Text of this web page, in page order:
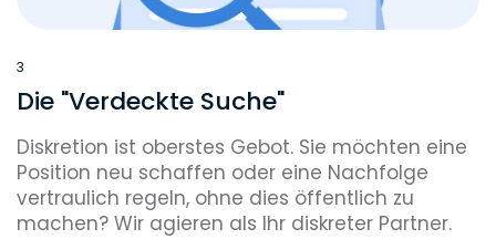
3
Die "Verdeckte Suche"
Diskretion ist oberstes Gebot. Sie möchten eine
Position neu schaffen oder eine Nachfolge
vertraulich regeln, ohne dies öffentlich zu
machen? Wir agieren als Ihr diskreter Partner.